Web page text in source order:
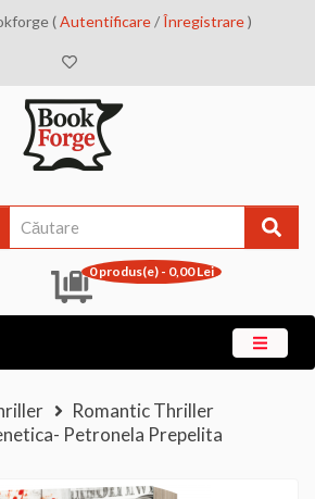
(Autentificare/Înregistrare)
0 produs(e) - 0,00 Lei
Romantic Thriller
Petronela Prepelita